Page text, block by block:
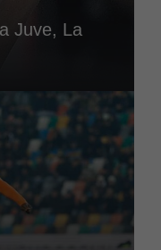
Juve, La